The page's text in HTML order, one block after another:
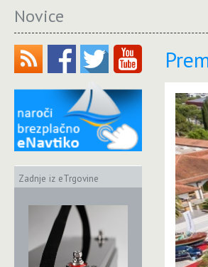
Novice
Zadnje iz eTrgovine